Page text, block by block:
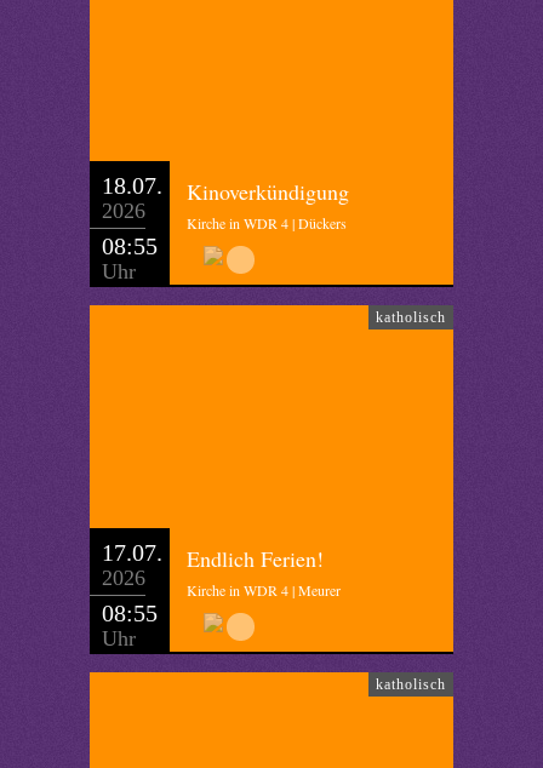
18.07.
2026
08:55
Uhr
Kinoverkündigung
Kirche in WDR 4 | Dückers
katholisch
17.07.
2026
08:55
Uhr
Endlich Ferien!
Kirche in WDR 4 | Meurer
katholisch